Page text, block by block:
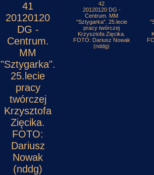
41
20120120
DG -
Centrum.
MM
"Sztygarka".
25.lecie
pracy
twórczej
Krzysztofa
Zięcika.
FOTO:
Dariusz
Nowak
(nddg)
42
20120120 DG -
Centrum. MM
"Sztygarka". 25.lecie
pracy twórczej
Krzysztofa Zięcika.
FOTO: Dariusz Nowak
(nddg)